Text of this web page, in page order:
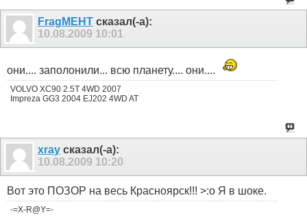
FragMEHT сказал(-а):
10.08.2009 10:01
они.... заполонили... всю планету.... они....
VOLVO XC90 2.5T 4WD 2007
Impreza GG3 2004 EJ202 4WD AT
xray сказал(-а):
10.08.2009 10:20
Вот это ПОЗОР на весь Красноярск!!! >:o Я в шоке.
-=X-R@Y=-